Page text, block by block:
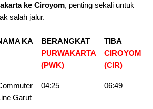
ke Ciroyom, penting sekali untuk
salah jalur.
KA
BERANGKAT
PURWAKARTA
(PWK)
TIBA
CIROYOM
(CIR)
Garut
04:25 06:49